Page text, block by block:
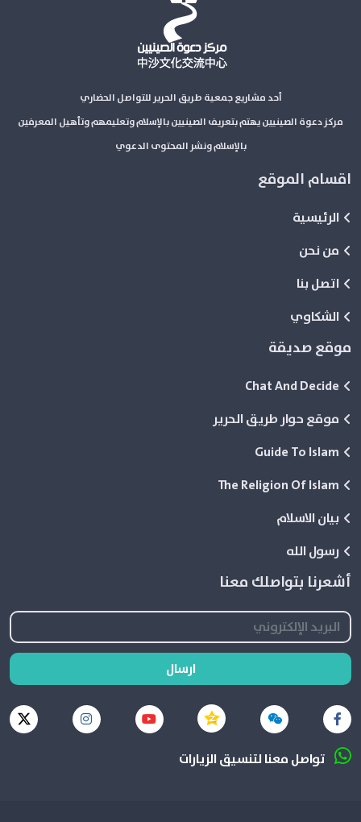
أحد مشاريع جمعية طريق الحرير للتواصل الحضاري
مركز دعوة الصينيين يهتم بتعريف الصينيين بالإسلام وتعليمهم وتأهيل المعرفين
بالإسلام ونشر المحتوى الدعوي
اقسام الموقع
الرئيسية
من نحن
اتصل بنا
الشكاوي
موقع صديقة
Chat And Decide
موقع حوار طريق الحرير
Guide To Islam
The Religion Of Islam
بيان الاسلام
رسول الله
أشعرنا بتواصلك معنا
ارسال
تواصل معنا لتنسيق الزيارات